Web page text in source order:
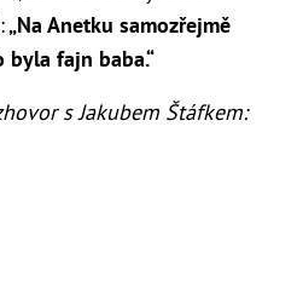
„Na Anetku samozřejmě
byla fajn baba.“
s Jakubem Štáfkem: